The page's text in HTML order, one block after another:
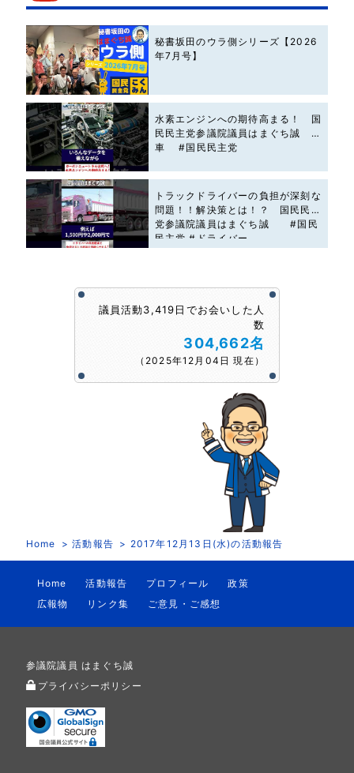
秘書坂田のウラ側シリーズ【2026
年7月号】
水素エンジンへの期待高まる！ 国
民民主党参議院議員はまぐち誠 #
車 #国民民主党
トラックドライバーの負担が深刻な
問題！！解決策とは！？ 国民民主
党参議院議員はまぐち誠 #国民
民主党 #ドライバー
議員活動3,419日でお会いした人
数
304,662名
（2025年12月04日 現在）
Home 活動報告 2017年12月13日(水)の活動報告
Home 活動報告 プロフィール
政策
広報物
リンク集 ご意見・ご感想
参議院議員 はまぐち誠
プライバシーポリシー